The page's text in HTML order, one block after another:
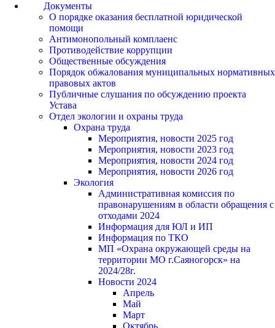
Документы
О порядке оказания бесплатной юридической
помощи
Антимонопольный комплаенс
Противодействие коррупции
Общественные обсуждения
Порядок обжалования муниципальных нормативных
правовых актов
Публичные слушания по обсуждению проекта
Устава
Отдел экологии и охраны труда
Охрана труда
Мероприятия, новости 2025 год
Мероприятия, новости 2023 год
Мероприятия, новости 2024 год
Мероприятия, новости 2026 год
Экология
Административная комиссия по
правонарушениям в области обращения с
отходами 2024
Информация для ЮЛ и ИП
Информация по ТКО
МП «Охрана окружающей среды на
территории МО г.Саяногорск» на
2024/28г.
Новости 2024
Апрель
Май
Март